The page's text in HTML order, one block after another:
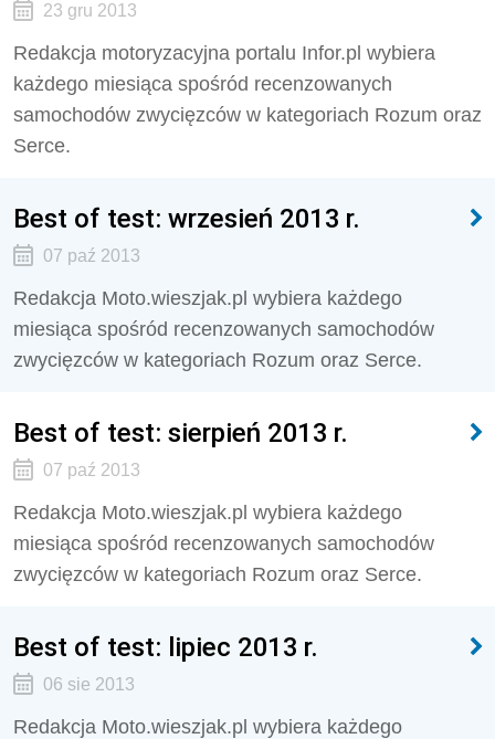
23 gru 2013
Redakcja motoryzacyjna portalu Infor.pl wybiera
każdego miesiąca spośród recenzowanych
samochodów zwycięzców w kategoriach Rozum oraz
Serce.
Best of test: wrzesień 2013 r.
07 paź 2013
Redakcja Moto.wieszjak.pl wybiera każdego
miesiąca spośród recenzowanych samochodów
zwycięzców w kategoriach Rozum oraz Serce.
Best of test: sierpień 2013 r.
07 paź 2013
Redakcja Moto.wieszjak.pl wybiera każdego
miesiąca spośród recenzowanych samochodów
zwycięzców w kategoriach Rozum oraz Serce.
Best of test: lipiec 2013 r.
06 sie 2013
Redakcja Moto.wieszjak.pl wybiera każdego